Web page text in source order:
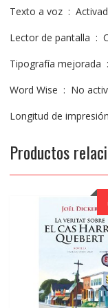
Texto a voz ‏ :
Word Wise ‏ : ‎ No
Productos